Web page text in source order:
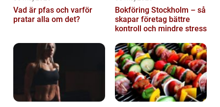
Vad är pfas och varför
pratar alla om det?
Bokföring Stockholm – så
skapar företag bättre
kontroll och mindre stress